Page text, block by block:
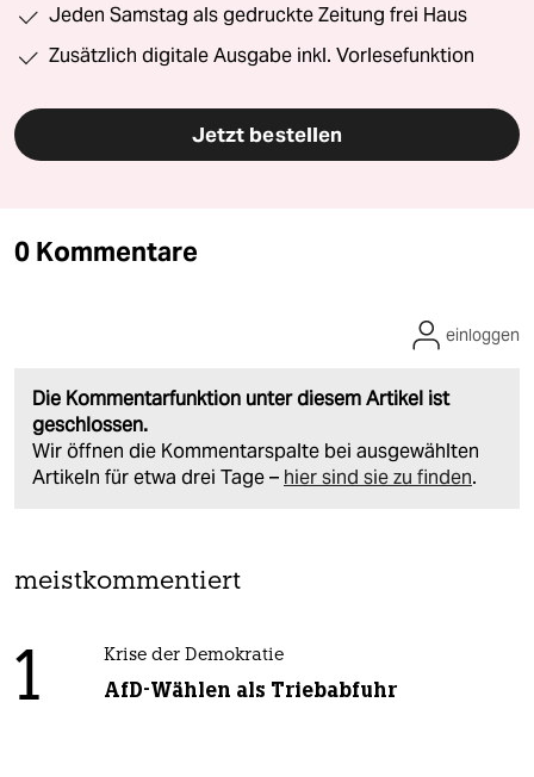
Jeden Samstag als gedruckte Zeitung frei Haus
Zusätzlich digitale Ausgabe inkl. Vorlesefunktion
Jetzt bestellen
0 Kommentare
Die Kommentarfunktion unter diesem Artikel ist
geschlossen.
Wir öffnen die Kommentarspalte bei ausgewählten
Artikeln für etwa drei Tage – hier sind sie zu finden.
einloggen
meistkommentiert
1 Krise der Demokratie
AfD-Wählen als Triebabfuhr